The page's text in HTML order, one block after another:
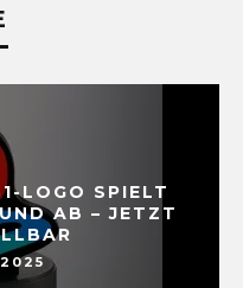
LOGO SPIELT
AB – JETZT